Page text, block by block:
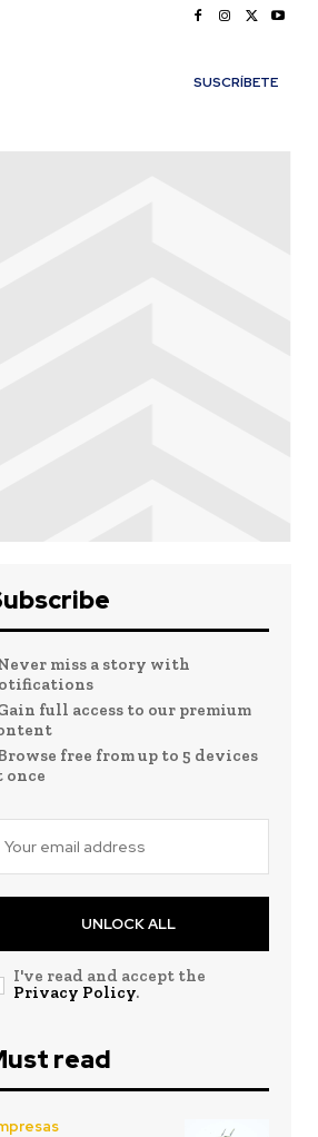
SUSCRÍBETE
miss a story with
full access to our premium
free from up to 5 devices
once
UNLOCK ALL
I've read and accept the
Privacy Policy.
read